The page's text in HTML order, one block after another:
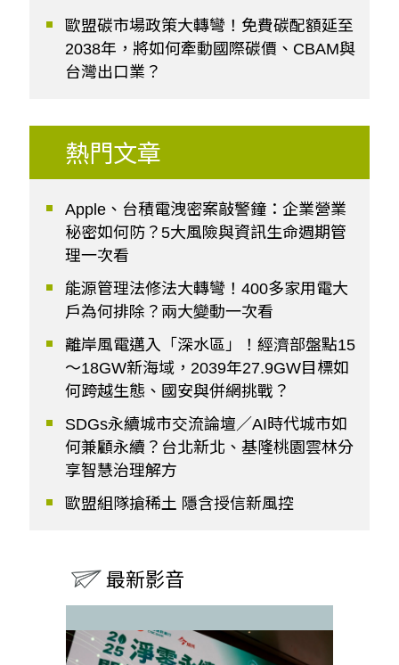
歐盟碳市場政策大轉彎！免費碳配額延至
2038年，將如何牽動國際碳價、CBAM與
台灣出口業？
熱門文章
Apple、台積電洩密案敲警鐘：企業營業
秘密如何防？5大風險與資訊生命週期管
理一次看
能源管理法修法大轉彎！400多家用電大
戶為何排除？兩大變動一次看
離岸風電邁入「深水區」！經濟部盤點15
～18GW新海域，2039年27.9GW目標如
何跨越生態、國安與併網挑戰？
SDGs永續城市交流論壇／AI時代城市如
何兼顧永續？台北新北、基隆桃園雲林分
享智慧治理解方
歐盟組隊搶稀土 隱含授信新風控
最新影音